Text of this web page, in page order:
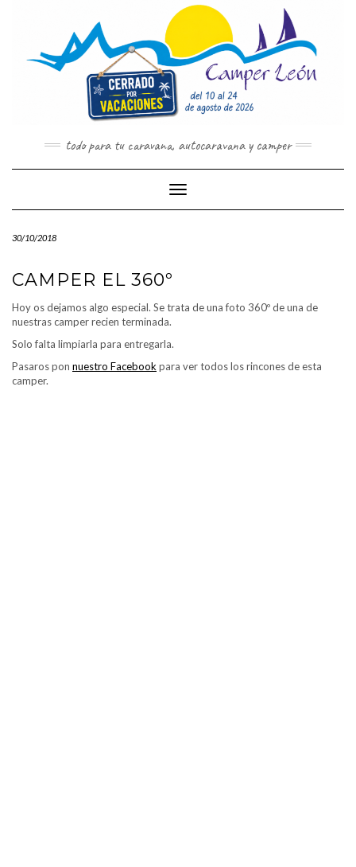
todo para tu caravana, autocaravana y camper
Cambiar modo de navegación
30/10/2018
CAMPER EL 360º
Hoy os dejamos algo especial. Se trata de una foto 360º de una de
nuestras camper recien terminada.
Solo falta limpiarla para entregarla.
Pasaros pon nuestro Facebook para ver todos los rincones de esta
camper.